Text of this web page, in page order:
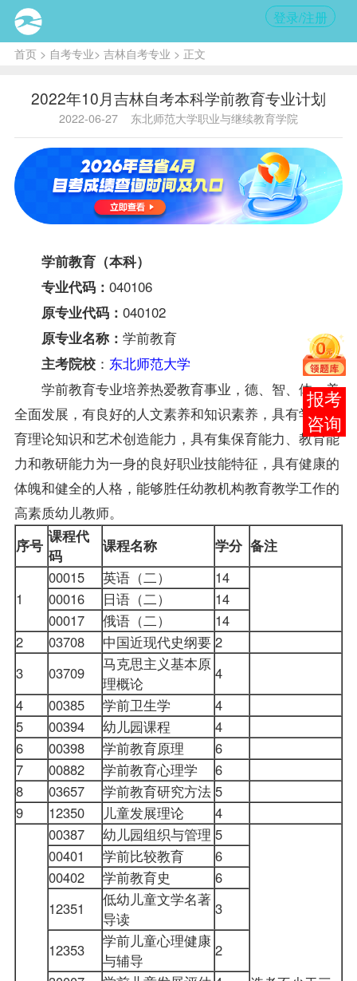
登录/注册
首页> 自考专业> 吉林自考专业 > 正文
2022年10月吉林自考本科学前教育专业计划
2022-06-27 东北师范大学职业与继续教育学院
学前教育（本科）
专业代码： 040106
原专业代码： 040102
原专业名称： 学前教育
主考院校： 东北师范大学
学前教育专业培养热爱教育事业，德、智、体、美
全面发展，有良好的人文素养和知识素养，具有学前教
育理论知识和艺术创造能力，具有集保育能力、教育能
力和教研能力为一身的良好职业技能特征，具有健康的
体魄和健全的人格，能够胜任幼教机构教育教学工作的
高素质幼儿教师。
序号 课程代
码
课程名称 学分 备注
1
00015 英语（二）
14
00016
日语（二）
14
00017
俄语（二）
14
2
03708 中国近现代史纲要 2
3
03709
马克思主义基本原
理概论
4
4
00385 学前卫生学
4
5
00394 幼儿园课程
4
6
00398 学前教育原理
6
7
00882 学前教育心理学
6
8
03657 学前教育研究方法 5
9
12350 儿童发展理论 4
00387 幼儿园组织与管理 5
00401 学前比较教育
6
00402
学前教育史
6
12351
低幼儿童文学名著
导读
3
12353
学前儿童心理健康
与辅导
2
在线
客服